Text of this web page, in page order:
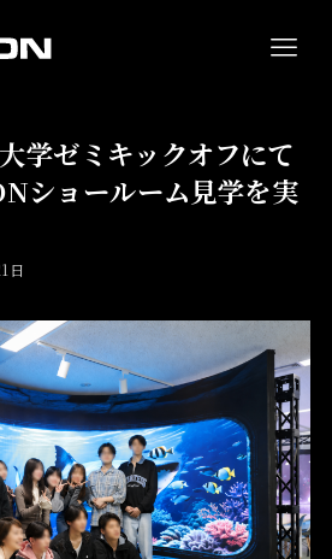
学ゼミキックオフにて
ショールーム見学を実
日